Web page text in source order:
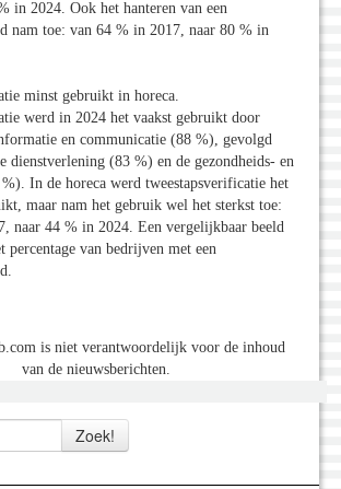
in 2024. Ook het hanteren van een
nam toe: van 64 % in 2017, naar 80 % in
minst gebruikt in horeca.
werd in 2024 het vaakst gebruikt door
en communicatie (88 %), gevolgd
dienstverlening (83 %) en de gezondheids- en
In de horeca werd tweestapsverificatie het
maar nam het gebruik wel het sterkst toe:
naar 44 % in 2024. Een vergelijkbaar beeld
percentage van bedrijven met een
is niet verantwoordelijk voor de inhoud
van de nieuwsberichten.